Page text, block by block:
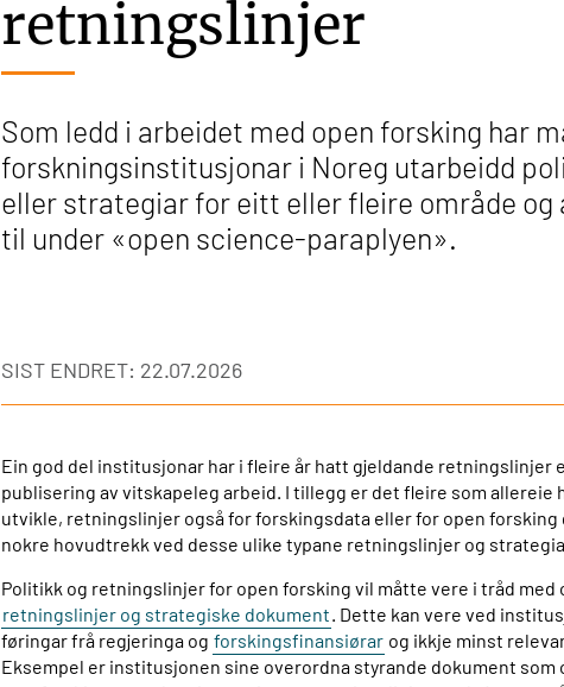
retningslinjer
Som ledd i arbeidet med open forsking har
forskningsinstitusjonar i Noreg utarbeidd
eller strategiar for eitt eller fleire område og
til under «open science-paraplyen».
SIST ENDRET: 22.07.2026
Ein god del institusjonar har i fleire år hatt gjeldande retningslinjer
publisering av vitskapeleg arbeid. I tillegg er det fleire som allereie
utvikle, retningslinjer også for forskingsdata eller for open
nokre hovudtrekk ved desse ulike typane retningslinjer og
Politikk og retningslinjer for open forsking vil måtte vere i tråd med
retningslinjer og strategiske dokument. Dette kan vere ved
føringar frå regjeringa og forskingsfinansiørar og ikkje minst
Eksempel er institusjonen sine overordna styrande dokument